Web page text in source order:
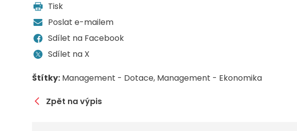
Tisk
Poslat e-mailem
Sdílet na Facebook
Sdílet na X
Štítky: Management - Dotace Management - Ekonomika
Zpět na výpis